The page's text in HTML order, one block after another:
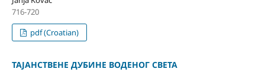
716-720
pdf (Croatian)
ТАЈАНСТВЕНЕ ДУБИНЕ ВОДЕНОГ СВЕТА